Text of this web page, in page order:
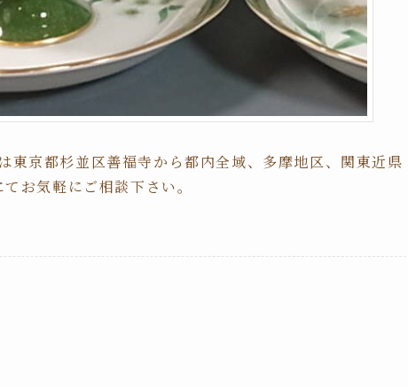
東京都杉並区善福寺から都内全域、多摩地区、関東近県
お気軽にご相談下さい。